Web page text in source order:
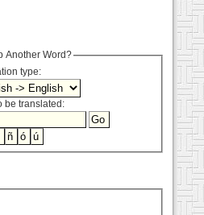
Another Word?
type:
be translated: